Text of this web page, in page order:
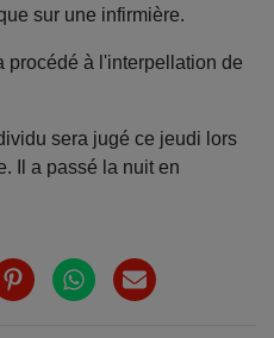
sur une infirmière.
procédé à l'interpellation de
sera jugé ce jeudi lors
Il a passé la nuit en